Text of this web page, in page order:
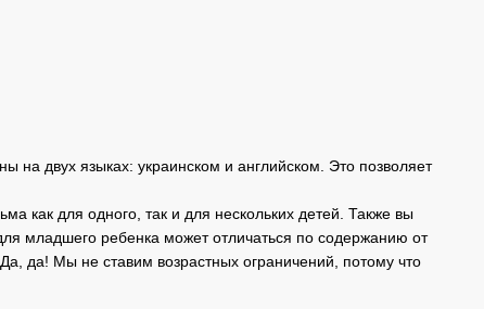
на двух языках: украинском и английском. Это позволяет
как для одного, так и для нескольких детей. Также вы
младшего ребенка может отличаться по содержанию от
да! Мы не ставим возрастных ограничений, потому что